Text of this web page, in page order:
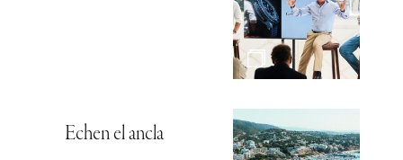
Echen el ancla